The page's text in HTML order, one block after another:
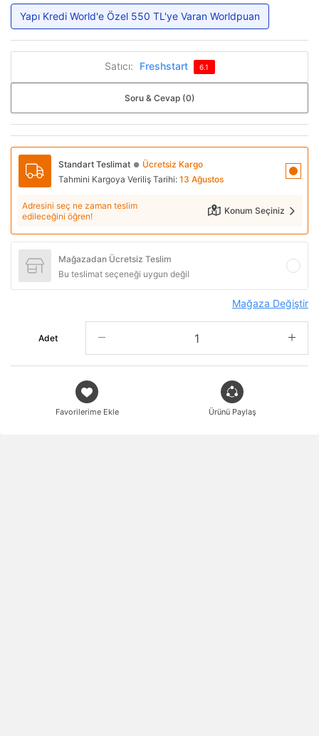
Yapı Kredi World'e Özel 550 TL'ye Varan Worldpuan
Satıcı: Freshstart 6.1
Soru & Cevap (0)
Standart Teslimat ● Ücretsiz Kargo
Tahmini Kargoya Veriliş Tarihi: 13 Ağustos
Adresini seç ne zaman teslim
edileceğini öğren!
Konum Seçiniz
Mağazadan Ücretsiz Teslim
Bu teslimat seçeneği uygun değil
Mağaza Değiştir
Adet
Favorilerime Ekle Ürünü Paylaş